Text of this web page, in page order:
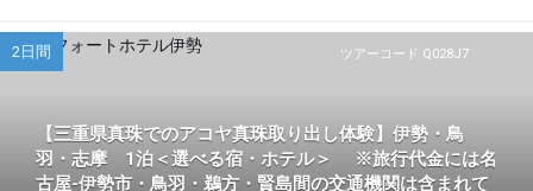
ツアーコード Q028J7
2日間
【三重県真珠でのアコヤ真珠取り出し体験】伊勢・鳥
羽・志摩 1泊＜選べる宿・ホテル＞ ※旅行代金には名
古屋-伊勢市・鳥羽・鵜方・賢島間の交通機関は含まれて